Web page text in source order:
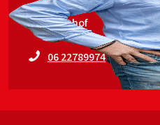
Erwin Elshof
06 22789974